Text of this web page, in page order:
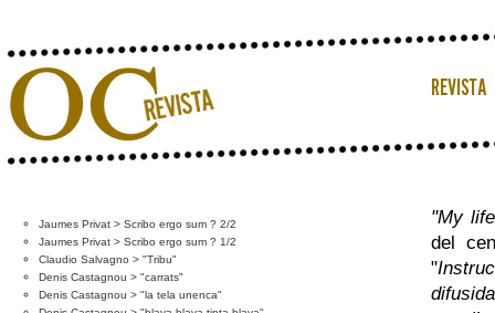
Jaumes Privat > Scribo ergo sum ? 2/2
Jaumes Privat > Scribo ergo sum ? 1/2
Claudio Salvagno > "Tribu"
Denis Castagnou > "carrats"
Denis Castagnou > "la tela unenca"
"My
del
"